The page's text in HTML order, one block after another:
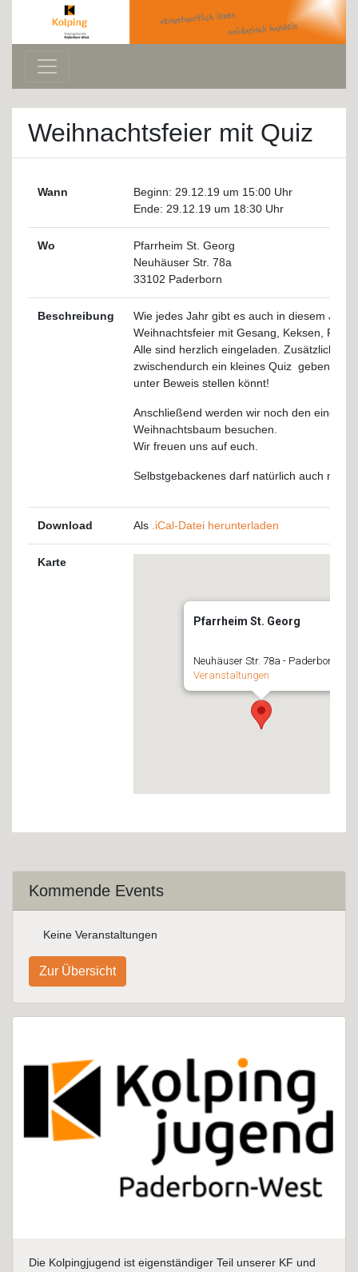
Weihnachtsfeier mit Quiz
Wann Beginn: 29.12.19 um 15:00 Uhr
Ende: 29.12.19 um 18:30 Uhr
Wo
Pfarrheim St. Georg
Neuhäuser Str. 78a
33102 Paderborn
Beschreibung
Wie jedes Jahr gibt es auch in diesem Jahr
Weihnachtsfeier mit Gesang, Keksen,
Alle sind herzlich eingeladen. Zusätzlich
zwischendurch ein kleines Quiz geben, in
unter Beweis stellen könnt!
Anschließend werden wir noch den einen
Weihnachtsbaum besuchen.
Wir freuen uns auf euch.
Selbstgebackenes darf natürlich auch
Download Als .iCal-Datei herunterladen
Karte
Pfarrheim St. Georg
Neuhäuser Str. 78a - Paderborn
Veranstaltungen
Kommende Events
Keine Veranstaltungen
Zur Übersicht
Die Kolpingjugend ist eigenständiger Teil unserer KF und